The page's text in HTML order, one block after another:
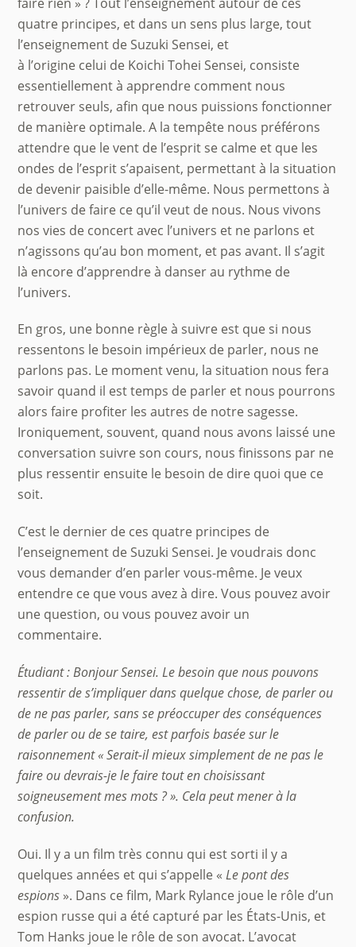
quatre principes, et dans un sens plus large, tout
l’enseignement de Suzuki Sensei, et
à l’origine celui de Koichi Tohei Sensei, consiste
essentiellement à apprendre comment nous
retrouver seuls, afin que nous puissions fonctionner
de manière optimale. A la tempête nous préférons
attendre que le vent de l’esprit se calme et que les
ondes de l’esprit s’apaisent, permettant à la situation
de devenir paisible d’elle-même. Nous permettons à
l’univers de faire ce qu’il veut de nous. Nous vivons
nos vies de concert avec l’univers et ne parlons et
n’agissons qu’au bon moment, et pas avant. Il s’agit
là encore d’apprendre à danser au rythme de
l’univers.
En gros, une bonne règle à suivre est que si nous
ressentons le besoin impérieux de parler, nous ne
parlons pas. Le moment venu, la situation nous fera
savoir quand il est temps de parler et nous pourrons
alors faire profiter les autres de notre sagesse.
Ironiquement, souvent, quand nous avons laissé une
conversation suivre son cours, nous finissons par ne
plus ressentir ensuite le besoin de dire quoi que ce
soit.
C’est le dernier de ces quatre principes de
l’enseignement de Suzuki Sensei. Je voudrais donc
vous demander d’en parler vous-même. Je veux
entendre ce que vous avez à dire. Vous pouvez avoir
une question, ou vous pouvez avoir un
commentaire.
Étudiant : BonjourSensei.Le besoin que nous pouvons
ressentir de s’impliquer dans quelque chose, de parler ou
de ne pas parler, sans se préoccuper des conséquences
de parler ou de se taire, est parfois basée sur le
raisonnement « Serait-il mieux simplement de ne pas le
faire ou devrais-je le faire tout en choisissant
soigneusement mes mots ? ». Cela peut mener àla
confusion.
Oui. Il y a un film très connu qui est sorti il y a
quelques années et qui s’appelle «Le pont des
espions ». Dans ce film, Mark Rylance joue le rôle d’un
espion russe qui a été capturé par les États-Unis, et
Tom Hanks joue le rôle de son avocat. L’avocat